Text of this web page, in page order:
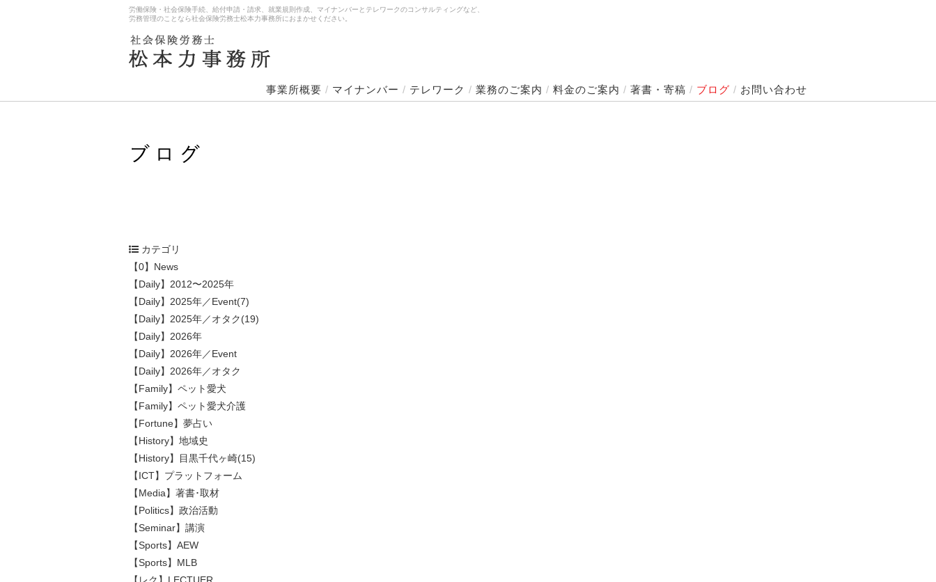
労働保険・社会保険手続、給付申請・請求、就業規則作成、マイナンバーとテレワークのコンサルティングなど、
労務管理のことなら社会保険労務士松本力事務所におまかせください。
事業所概要 / マイナンバー / テレワーク / 業務のご案内 / 料金のご案内 / 著書・寄稿 / ブログ / お問い合わせ
カテゴリ
【0】News
【Daily】2012〜2025年
【Daily】2025年／Event(7)
【Daily】2025年／オタク(19)
【Daily】2026年
【Daily】2026年／Event
【Daily】2026年／オタク
【Family】ペット愛犬
【Family】ペット愛犬介護
【Fortune】夢占い
【History】地域史
【History】目黒千代ヶ崎(15)
【ICT】プラットフォーム
【Media】著書･取材
【Politics】政治活動
【Seminar】講演
【Sports】AEW
【Sports】MLB